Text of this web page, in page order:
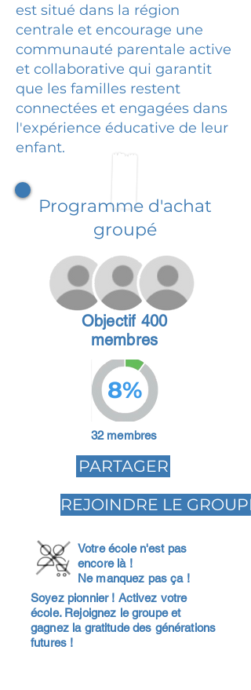
est situé dans la région
centrale et encourage une
communauté parentale active
et collaborative qui garantit
que les familles restent
connectées et engagées dans
l'expérience éducative de leur
enfant.
Programme d'achat
groupé
Objectif 400
membres
8%
32 membres
PARTAGER
REJOINDRE LE GROUPE
Votre école n'est pas
encore là !
Ne manquez pas ça !
Soyez pionnier ! Activez votre
école. Rejoignez le groupe et
gagnez la gratitude des générations
futures !